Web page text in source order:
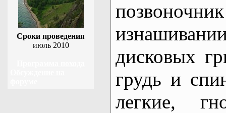
Сроки проведения
июль 2010
дисковых
грудь и
легкие,